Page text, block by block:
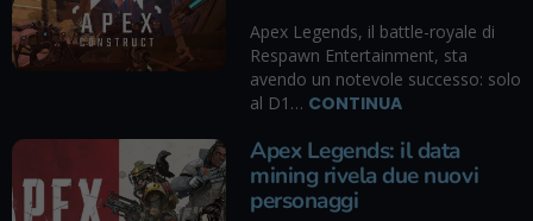
Apex Legends, il battle-royale di
Respawn Entertainment, sta
avendo un notevole successo: solo
al D1… CONTINUA
Apex Legends: il data
mining rivela due nuovi
personaggi